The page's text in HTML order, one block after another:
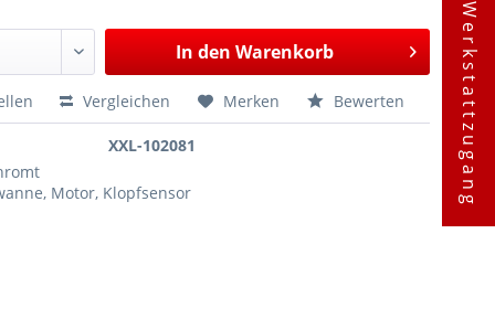
In den Warenkorb
Vergleichen Merken Bewerten
XXL-102081
Motor, Klopfsensor
Werkstattzugang